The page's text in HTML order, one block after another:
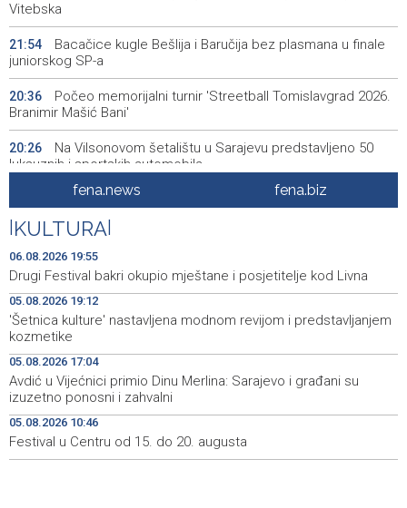
Vitebska
21:54
Bacačice kugle Bešlija i Baručija bez plasmana u finale
juniorskog SP-a
20:36
Počeo memorijalni turnir 'Streetball Tomislavgrad 2026.
Branimir Mašić Bani'
20:26
Na Vilsonovom šetalištu u Sarajevu predstavljeno 50
luksuznih i sportskih automobila
Announcement of events for Friday, 7 August 2026
19:55
Drugi Festival bakri okupio mještane i posjetitelje kod
Livna
19:45
Novi Travnik receives first direct EU funding for UNESCO
heritage project
19:33
Crishock: OHR maintains an open dialogue with all
political stakeholders in BiH
19:32
Velika nagrada Britanije ostaje u MotoGP kalendaru do
2028. godine
19:29
Španska krajnja ljevica i desnica ujedinjene protiv
Maroka kao suorganizatora SP 2030.
fena.news fena.biz
KULTURA
06.08.2026 19:55
Drugi Festival bakri okupio mještane i posjetitelje kod Livna
05.08.2026 19:12
'Šetnica kulture' nastavljena modnom revijom i predstavljanjem
kozmetike
05.08.2026 17:04
Avdić u Vijećnici primio Dinu Merlina: Sarajevo i građani su
izuzetno ponosni i zahvalni
05.08.2026 10:46
Festival u Centru od 15. do 20. augusta